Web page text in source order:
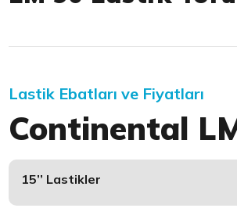
Lastik Ebatları ve Fiyatları
Continental
15’’ Lastikler